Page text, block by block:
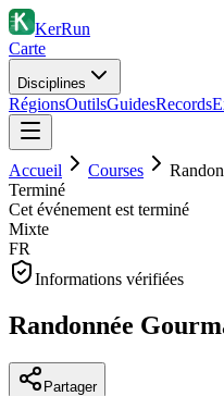
KerRun
Carte
Disciplines
RégionsOutilsGuidesRecords
Accueil Courses
Terminé
Cet événement est terminé
Mixte
FR
Informations vérifiées
Randonnée
Partager